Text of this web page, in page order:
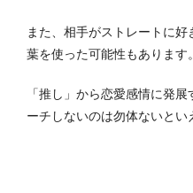
また、相手がストレートに
葉を使った可能性もあります。
「推し」から恋愛感情に発
ーチしないのは勿体ないとい